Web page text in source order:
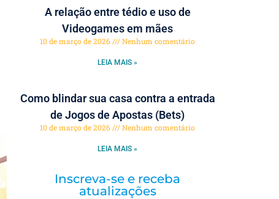
A relação entre tédio e uso de
Videogames em mães
10 de março de 2026 Nenhum comentário
LEIA MAIS »
Como blindar sua casa contra a entrada
de Jogos de Apostas (Bets)
10 de março de 2026 Nenhum comentário
LEIA MAIS »
Inscreva-se e receba
atualizações